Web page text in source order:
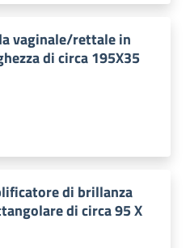
vaginale/rettale in
di circa 195X35
di brillanza
di circa 95 X